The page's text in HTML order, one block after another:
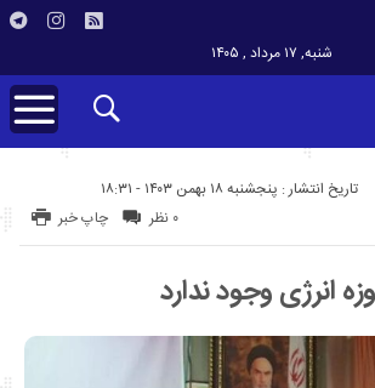
شنبه, ۱۷ مرداد , ۱۴۰۵
تاریخ انتشار : پنجشنبه ۱۸ بهمن ۱۴۰۳ - ۱۸:۳۱
چاپ خبر ۰ نظر
انرژی وجود ندارد